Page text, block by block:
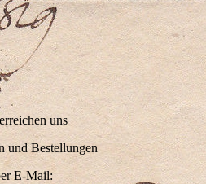
uns
und Bestellungen
E-Mail: